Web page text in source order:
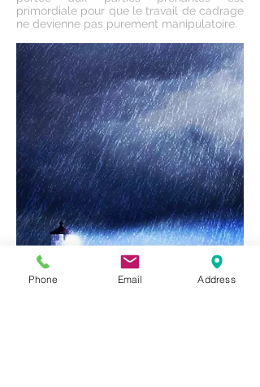
primordiale pour que le travail de cadrage
ne devienne pas purement manipulatoire.
Phone Email Address